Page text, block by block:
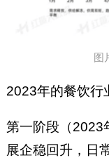
图
2023年的餐饮行
第一阶段（2023
展企稳回升，日